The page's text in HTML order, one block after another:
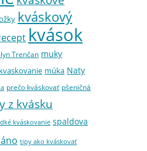
kváskový
kvások
Trenčan muky
múka Naty
prečo kváskovať pšeničná
z kvásku
kváskovanie spaldova
tipy ako kváskovať